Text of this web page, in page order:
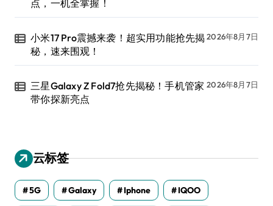
点，一机全掌握！
小米17 Pro震撼来袭！超实用功能抢先揭
秘，速来围观！
2026年8月7日
三星Galaxy Z Fold7抢先揭秘！手机管家
带你探新亮点
2026年8月7日
云标签
5G Galaxy Iphone IQOO